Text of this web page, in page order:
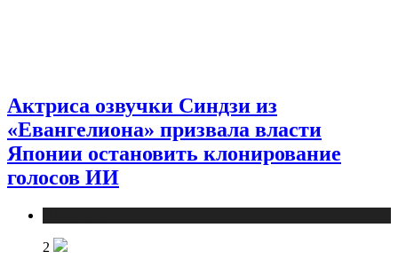
Актриса озвучки Синдзи из
«Евангелиона» призвала власти
Японии остановить клонирование
голосов ИИ
2